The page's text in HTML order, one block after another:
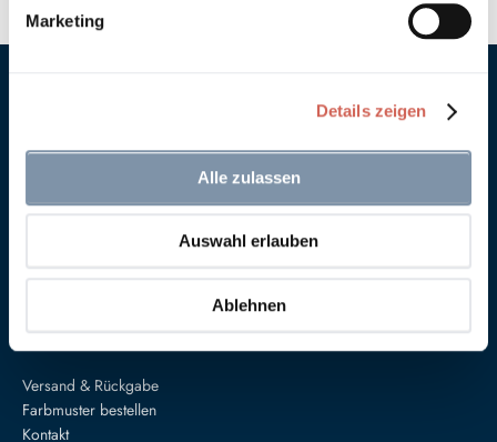
Marketing
Details zeigen
Alle zulassen
Auswahl erlauben
Ablehnen
Anna von Mangoldt GmbH & Co. KG
34414 Warburg
farben@annavonmangoldt.com
Versand & Rückgabe
Farbmuster bestellen
Kontakt